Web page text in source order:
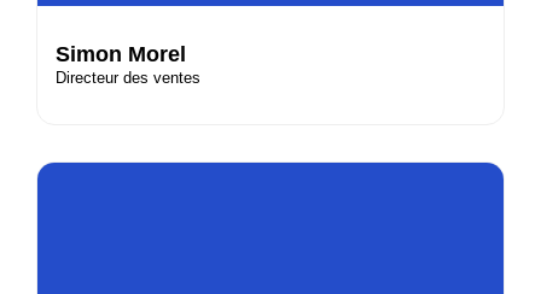
Simon Morel
Directeur des ventes